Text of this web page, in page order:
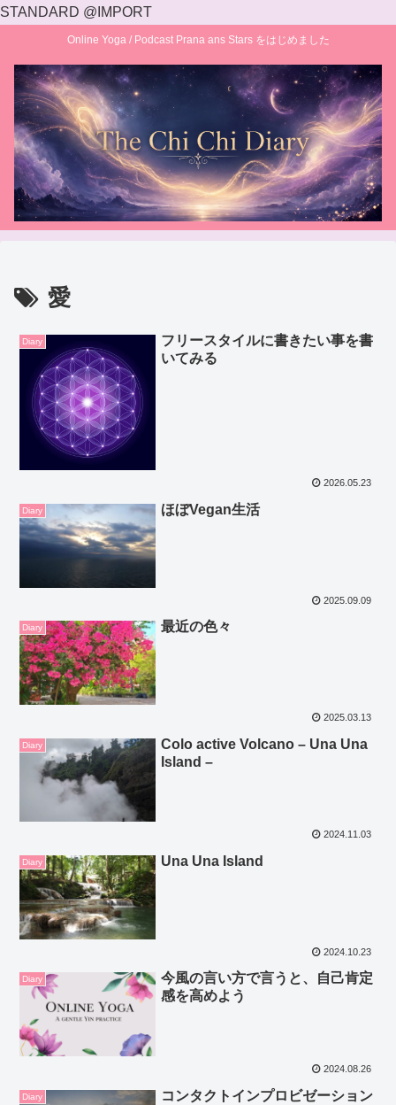
STANDARD @IMPORT
Online Yoga / Podcast Prana ans Stars をはじめました
愛
Diary
フリースタイルに書きたい事を書
いてみる
2026.05.23
Diary ほぼVegan生活
2025.09.09
Diary 最近の色々
2025.03.13
Diary
Colo active Volcano – Una Una
Island –
2024.11.03
Diary Una Una Island
2024.10.23
Diary
今風の言い方で言うと、自己肯定
感を高めよう
2024.08.26
Diary コンタクトインプロビゼーション